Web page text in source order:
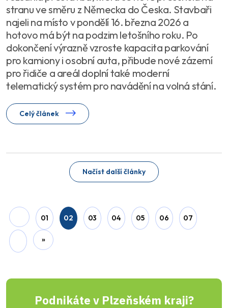
stranu ve směru z Německa do Česka. Stavbaři
najeli na místo v pondělí 16. března 2026 a
hotovo má být na podzim letošního roku. Po
dokončení výrazně vzroste kapacita parkování
pro kamiony i osobní auta, přibude nové zázemí
pro řidiče a areál doplní také moderní
telematický systém pro navádění na volná stání.
Celý článek
Před 5 měsíci Miroslav Pucholt